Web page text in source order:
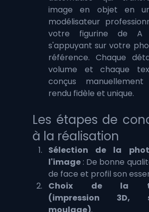
image en objet en
modélisateur
votre figurine de
s'appuyant sur votre
référence. Chaque
volume et chaque
conçus
rendu fidèle et unique.
Les étapes de
à la réalisation
Sélection de la
l'image : De bonne
de face et profil son
Choix de la
(impression 3D,